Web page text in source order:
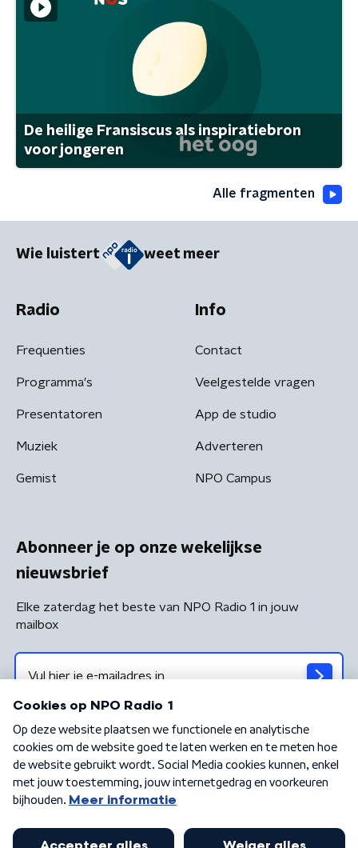
De heilige Fransiscus als inspiratiebron
voor jongeren
Alle fragmenten
Wie luistert weet meer
Radio
Frequenties
Programma's
Presentatoren
Muziek
Gemist
Info
Contact
Veelgestelde vragen
App de studio
Adverteren
NPO Campus
Abonneer je op onze wekelijkse
nieuwsbrief
Elke zaterdag het beste van NPO Radio 1 in jouw
mailbox
Algemene voorwaarden